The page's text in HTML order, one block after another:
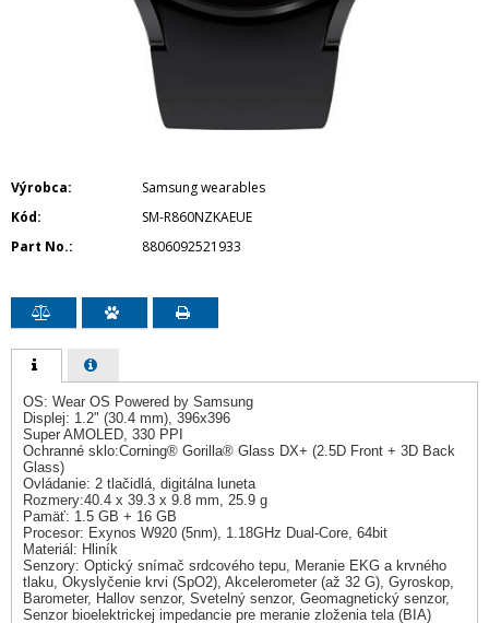
Výrobca
Samsung wearables
Kód
SM-R860NZKAEUE
Part No.
8806092521933
OS: Wear OS Powered by Samsung
Displej: 1.2" (30.4 mm), 396x396
Super AMOLED, 330 PPI
Ochranné sklo:Corning® Gorilla® Glass DX+ (2.5D Front + 3D Back
Glass)
Ovládanie: 2 tlačidlá, digitálna luneta
Rozmery:40.4 x 39.3 x 9.8 mm, 25.9 g
Pamäť: 1.5 GB + 16 GB
Procesor: Exynos W920 (5nm), 1.18GHz Dual-Core, 64bit
Materiál: Hliník
Senzory: Optický snímač srdcového tepu, Meranie EKG a krvného
tlaku, Okyslyčenie krvi (SpO2), Akcelerometer (až 32 G), Gyroskop,
Barometer, Hallov senzor, Svetelný senzor, Geomagnetický senzor,
Senzor bioelektrickej impedancie pre meranie zloženia tela (BIA)